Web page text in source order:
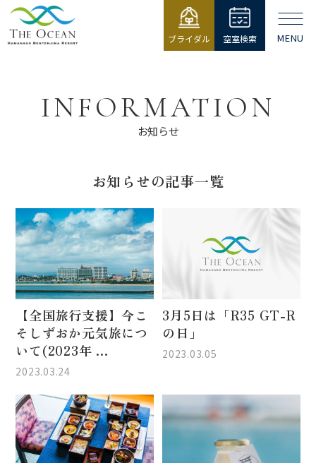
MENU
空室検索
ブライダル
リゾート THEINFORMATION
お知らせ
お知らせの記事一覧
【全国旅行支援】今こ
そしずおか元気旅につ
いて(2023年 ...
2023.03.24
3月5日は「R35 GT-R
の日」
2023.03.05